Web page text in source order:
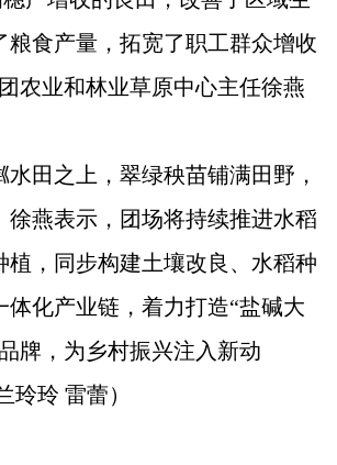
粮食产量，拓宽了职工群众增收
农业和林业草原中心主任徐燕
水田之上，翠绿秧苗铺满田野，
徐燕表示，团场将持续推进水稻
植，同步构建土壤改良、水稻种
体化产业链，着力打造“盐碱大
牌，为乡村振兴注入新动
玲玲 雷蕾）